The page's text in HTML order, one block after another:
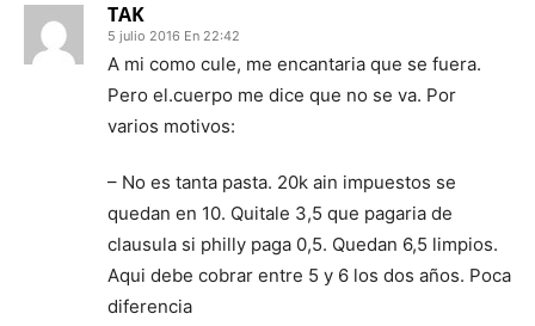
TAK
5 julio 2016 En 22:42
A mi como cule, me encantaria que se fuera.
Pero el.cuerpo me dice que no se va. Por
varios motivos:
– No es tanta pasta. 20k ain impuestos se
quedan en 10. Quitale 3,5 que pagaria de
clausula si philly paga 0,5. Quedan 6,5 limpios.
Aqui debe cobrar entre 5 y 6 los dos años. Poca
diferencia